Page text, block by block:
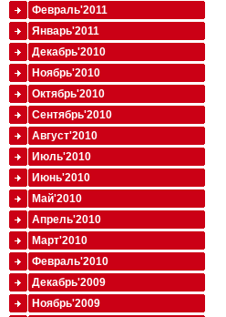
Февраль'2011
Январь'2011
Декабрь'2010
Ноябрь'2010
Октябрь'2010
Сентябрь'2010
Август'2010
Июль'2010
Июнь'2010
Май'2010
Апрель'2010
Март'2010
Февраль'2010
Декабрь'2009
Ноябрь'2009